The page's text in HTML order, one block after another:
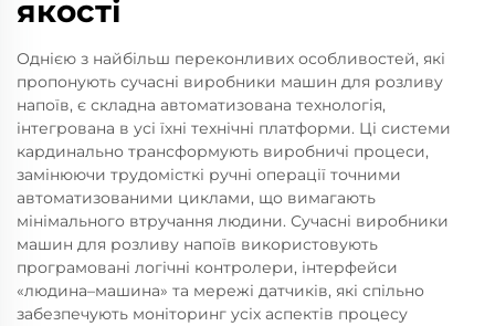
якості
Однією з найбільш переконливих особливостей, які
пропонують сучасні виробники машин для розливу
напоїв, є складна автоматизована технологія,
інтегрована в усі їхні технічні платформи. Ці системи
кардинально трансформують виробничі процеси,
замінюючи трудомісткі ручні операції точними
автоматизованими циклами, що вимагають
мінімального втручання людини. Сучасні виробники
машин для розливу напоїв використовують
програмовані логічні контролери, інтерфейси
«людина–машина» та мережі датчиків, які спільно
забезпечують моніторинг усіх аспектів процесу